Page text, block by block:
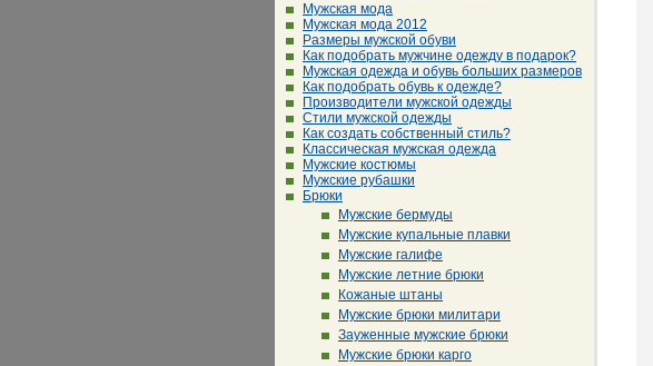
Мужская мода
Мужская мода 2012
Размеры мужской обуви
Как подобрать мужчине одежду в подарок?
Мужская одежда и обувь больших размеров
Как подобрать обувь к одежде?
Производители мужской одежды
Стили мужской одежды
Как создать собственный стиль?
Классическая мужская одежда
Мужские костюмы
Мужские рубашки
Брюки
Мужские бермуды
Мужские купальные плавки
Мужские галифе
Мужские летние брюки
Кожаные штаны
Мужские брюки милитари
Зауженные мужские брюки
Мужские брюки карго